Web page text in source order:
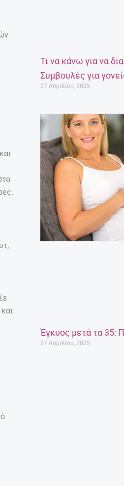
Τι να κάνω για να
Συμβουλές για
27 Απριλίου, 2025
Έγκυος μετά τα 35:
27 Απριλίου, 2025